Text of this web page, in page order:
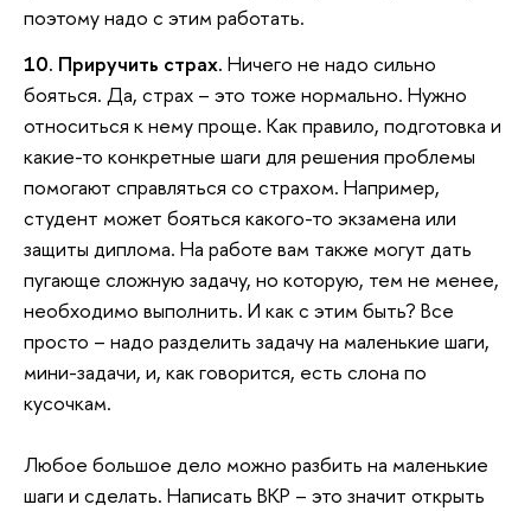
поэтому надо с этим работать.
10. Приручить страх. Ничего не надо сильно
бояться. Да, страх – это тоже нормально. Нужно
относиться к нему проще. Как правило, подготовка и
какие-то конкретные шаги для решения проблемы
помогают справляться со страхом. Например,
студент может бояться какого-то экзамена или
защиты диплома. На работе вам также могут дать
пугающе сложную задачу, но которую, тем не менее,
необходимо выполнить. И как с этим быть? Все
просто – надо разделить задачу на маленькие шаги,
мини-задачи, и, как говорится, есть слона по
кусочкам.
Любое большое дело можно разбить на маленькие
шаги и сделать. Написать ВКР – это значит открыть